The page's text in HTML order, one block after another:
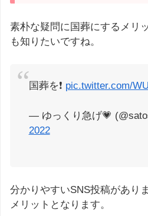
素朴な疑問に国葬にするメリ
も知りたいですね。
国葬を❗ pic.twitter.com/
— ゆっくり急げ💗
2022
分かりやすいSNS投稿があり
メリットとなります。